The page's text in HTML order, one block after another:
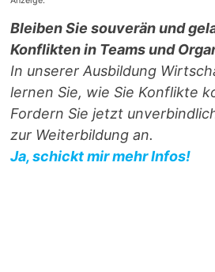
Bleiben Sie souverän und
Konflikten in Teams und
In unserer Ausbildung
lernen Sie, wie Sie Konflikte
Fordern Sie jetzt
zur Weiterbildung an.
Ja, schickt mir mehr Infos!